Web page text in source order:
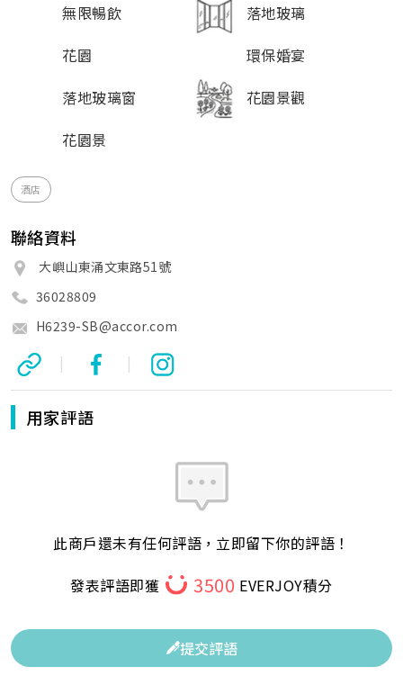
無限暢飲
落地玻璃
花園
環保婚宴
落地玻璃窗
花園景觀
花園景
酒店
聯絡資料
大嶼山東涌文東路51號
36028809
H6239-SB@accor.com
| |
用家評語
此商戶還未有任何評語，立即留下你的評語！
發表評語即獲
3500 EVERJOY積分
提交評語